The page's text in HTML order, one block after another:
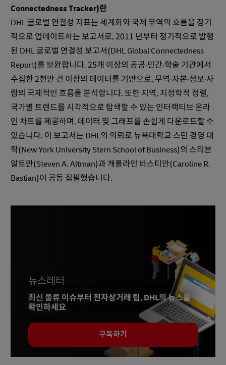
Connectedness Tracker)란
DHL 글로벌 연결성 지표는 세계화와 국제 무역의 흐름을 정기
적으로 업데이트하는 보고서로, 2011 년부터 정기적으로 발행
된 DHL 글로벌 연결성 보고서(DHL Global Connectedness
Report)를 보완합니다. 25개 이상의 공공·민간·학술 기관에서
수집한 2천만 건 이상의 데이터를 기반으로, 무역·자본·정보·사
람의 국제적인 흐름을 분석합니다. 또한 지역, 지정학적 정렬,
국가별 트렌드를 시각적으로 탐색할 수 있는 인터랙티브 온라
인 차트를 제공하며, 데이터 및 그래프를 손쉽게 다운로드할 수
있습니다. 이 보고서는 DHL의 의뢰로 뉴욕대학교 스턴 경영 대
학(New York University Stern School of Business)의 스티븐
알트만(Steven A. Altman)과 캐롤라인 바스티안(Caroline R.
Bastian)이 공동 집필했습니다.
뉴스레터
최신 물류 이슈부터 전자상거래 팁, DHL의 뉴스를
확인하세요
구독하기